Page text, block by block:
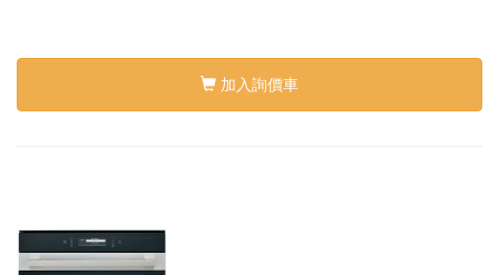
加入詢價車